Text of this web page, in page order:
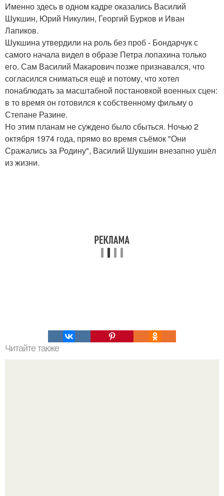
Именно здесь в одном кадре оказались Василий
Шукшин, Юрий Никулин, Георгий Бурков и Иван
Лапиков.
Шукшина утвердили на роль без проб - Бондарчук с
самого начала видел в образе Петра лопахина только
его. Сам Василий Макарович позже признавался, что
согласился сниматься ещё и потому, что хотел
понаблюдать за масштабной постановкой военных сцен:
в то время он готовился к собственному фильму о
Степане Разине.
Но этим планам не суждено было сбыться. Ночью 2
октября 1974 года, прямо во время съёмок "Они
Сражались за Родину", Василий Шукшин внезапно ушёл
из жизни.
Читайте также